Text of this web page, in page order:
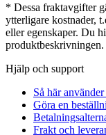
* Dessa fraktavgifter
ytterligare kostnader,
eller egenskaper. Du
produktbeskrivningen.
Hjälp och support
Så här
Göra en
Frakt och